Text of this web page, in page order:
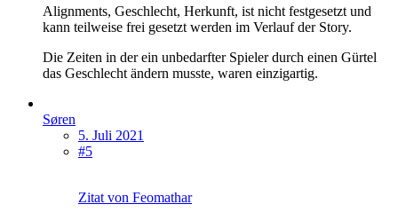
Alignments, Geschlecht, Herkunft, ist nicht festgesetzt und
kann teilweise frei gesetzt werden im Verlauf der Story.
Die Zeiten in der ein unbedarfter Spieler durch einen Gürtel
das Geschlecht ändern musste, waren einzigartig.
Søren
5. Juli 2021
#5
Zitat von Feomathar